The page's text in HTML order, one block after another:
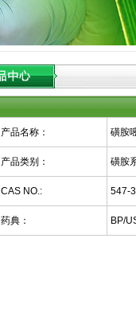
产品名称： 磺胺
产品类别： 磺胺
CAS NO.: 547-
药典： BP/